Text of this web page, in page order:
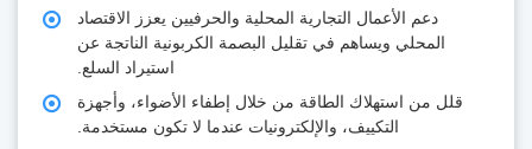
دعم الأعمال التجارية المحلية والحرفيين يعزز الاقتصاد
المحلي ويساهم في تقليل البصمة الكربونية الناتجة عن
استيراد السلع.
قلل من استهلاك الطاقة من خلال إطفاء الأضواء، وأجهزة
التكييف، والإلكترونيات عندما لا تكون مستخدمة.